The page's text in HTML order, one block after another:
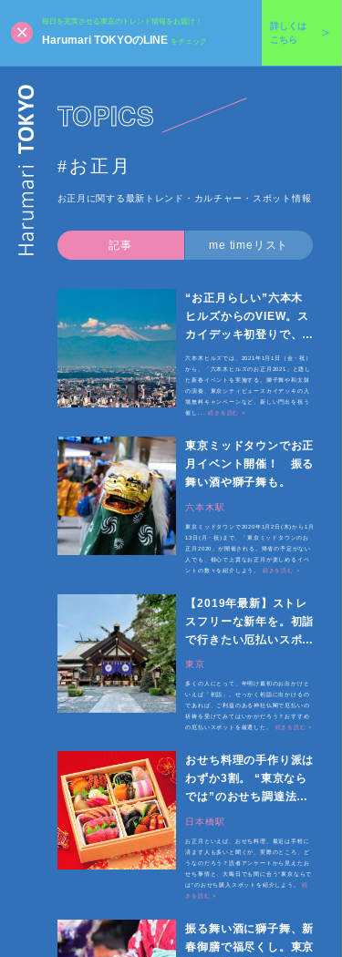
毎日を充実させる東京のトレンド情報をお届け！
Harumari TOKYOのLINE をチェック
詳しくは
こちら
TOPICS
#お正月
お正月に関する最新トレンド・カルチャー・スポット情報
記事 me timeリスト
“お正月らしい”六本木
ヒルズからのVIEW。ス
カイデッキ初登りで、新
年の空に願掛けしよう
六本木ヒルズでは、2021年1月1日（金・祝）
から、「六本木ヒルズのお正月2021」と題し
た新春イベントを実施する。獅子舞や和太鼓
の演奏、東京シティビュースカイデッキの入
場無料キャンペーンなど、新しい門出を祝う
催し...続きを読む >
東京ミッドタウンでお正
月イベント開催！ 振る
舞い酒や獅子舞も。
六本木駅
東京ミッドタウンで2020年1月2日(木)から1月
13日(月・祝)まで、「東京ミッドタウンのお
正月2020」が開催される。帰省の予定がない
人でも、都心で上質なお正月が楽しめるイベ
ントの数々を紹介しよう。 続きを読む >
【2019年最新】ストレ
スフリーな新年を。初詣
で行きたい厄払いスポッ
トまとめ
東京
多くの人にとって、年明け最初のお出かけと
いえば「初詣」。せっかく初詣に出かけるの
であれば、ご利益のある神社仏閣で厄払いの
祈祷を受けてみてはいかがだろう？おすすめ
の厄払いスポットを厳選した。 続きを読む >
おせち料理の手作り派は
わずか3割。 “東京なら
では”のおせち調達法と
は。
日本橋駅
お正月といえば、おせち料理。最近は手軽に
済ます人も多いと聞くが、実際のところ、ど
うなのだろう？読者アンケートから見えたお
せち事情と、大晦日でも間に合う“東京ならで
は”のおせち購入スポットを紹介しよう。続
きを読む >
振る舞い酒に獅子舞、新
春御膳で福尽くし。東京